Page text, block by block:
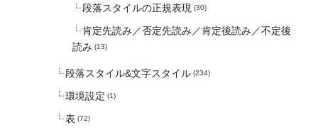
段落スタイルの正規表現 (30)
肯定先読み／否定先読み／肯定後読み／不定後
読み (13)
段落スタイル&文字スタイル (234)
環境設定 (1)
表 (72)